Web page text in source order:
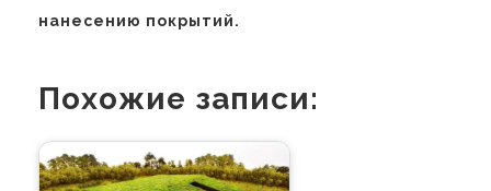
нанесению покрытий.
Похожие записи: